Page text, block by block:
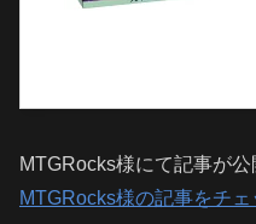
MTGRocks様にて記事が公
MTGRocks様の記事をチェ